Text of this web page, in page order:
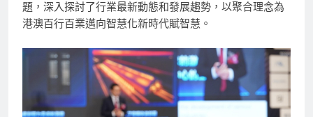
題，深入探討了行業最新動態和發展趨勢，以聚合理念為
港澳百行百業邁向智慧化新時代賦智慧。